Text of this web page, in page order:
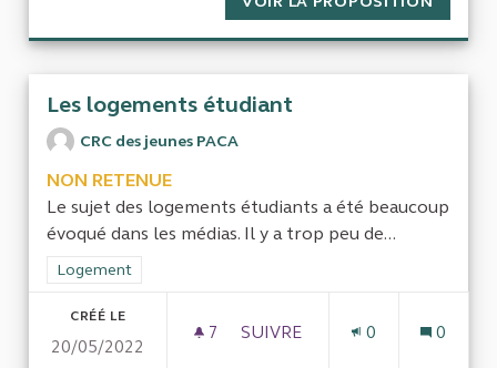
Les logements étudiant
CRC des jeunes PACA
NON RETENUE
Le sujet des logements étudiants a été beaucoup
évoqué dans les médias. Il y a trop peu de...
Filtrer les résultats de la catégorie : Logement
Logement
CRÉÉ LE
20/05/2022
7 7 ABONNÉS
SUIVRE
0 0